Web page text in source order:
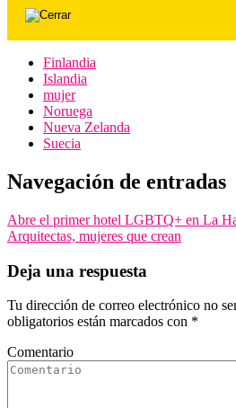
Finlandia
Islandia
mujer
Noruega
Nueva Zelanda
Suecia
Navegación de entradas
Abre el primer hotel LGBTQ+ en La
Arquitectas, mujeres que crean
Deja una respuesta
Tu dirección de correo electrónico no
obligatorios están marcados con *
Comentario